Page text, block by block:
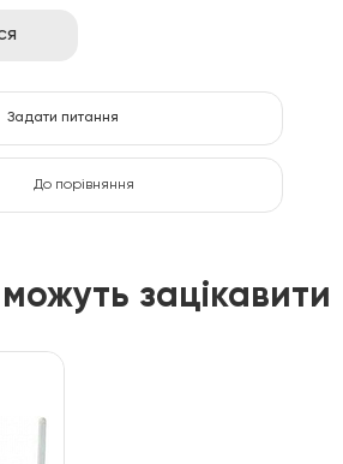
Задати питання
До порівняння
зацікавити